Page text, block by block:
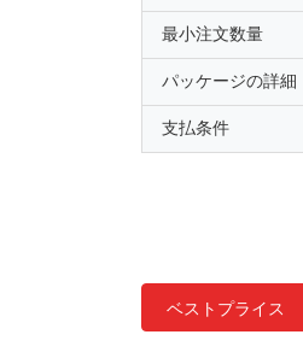
最小注文数量
パッケージの詳細
支払条件
ベストプライス